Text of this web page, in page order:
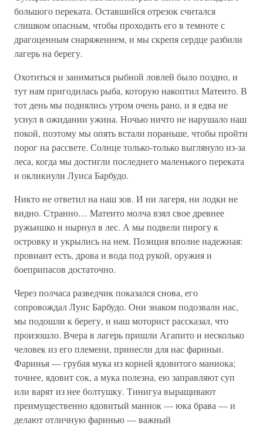
большого переката. Оставшийся отрезок считался
слишком опасным, чтобы проходить его в темноте с
драгоценным снаряжением, и мы скрепя сердце разбили
лагерь на берегу.
Охотиться и заниматься рыбной ловлей было поздно, и
тут нам пригодилась рыба, которую накоптил Матеито. В
тот день мы поднялись утром очень рано, и я едва не
уснул в ожидании ужина. Ночью ничто не нарушало наш
покой, поэтому мы опять встали пораньше, чтобы пройти
порог на рассвете. Солнце только-только выглянуло из-за
леса, когда мы достигли последнего маленького переката
и окликнули Луиса Барбудо.
Никто не ответил на наш зов. И ни лагеря, ни лодки не
видно. Странно… Матеито молча взял свое древнее
ружьишко и нырнул в лес. А мы подвели пирогу к
островку и укрылись на нем. Позиция вполне надежная:
провиант есть, дрова и вода под рукой, оружия и
боеприпасов достаточно.
Через полчаса разведчик показался снова, его
сопровождал Луис Барбудо. Они знаком подозвали нас,
мы подошли к берегу, и наш моторист рассказал, что
произошло. Вчера в лагерь пришли Агапито и несколько
человек из его племени, принесли для нас фариньи.
Фаринья — грубая мука из корней ядовитого маниока;
точнее, ядовит сок, а мука полезна, ею заправляют суп
или варят из нее болтушку. Тинигуа выращивают
преимущественно ядовитый маниок — юка брава — и
делают отличную фаринью — важный